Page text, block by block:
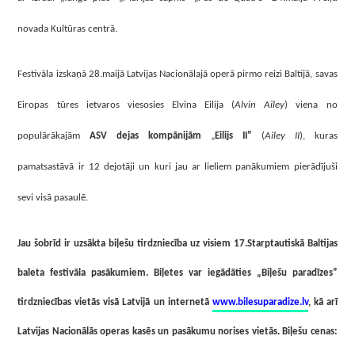
novada Kultūras centrā.
Festivāla izskaņā 28.maijā Latvijas Nacionālajā operā pirmo reizi Baltijā, savas
Eiropas tūres ietvaros viesosies Elvina Eilija (Alvin Ailey) viena no
populārākajāmASV dejas kompānijām „Eilijs II” (Ailey II), kuras
pamatsastāvā ir 12 dejotāji un kuri jau ar lieliem panākumiem pierādījuši
sevi visā pasaulē.
Jau šobrīd ir uzsākta biļešu tirdzniecība uz visiem 17.Starptautiskā Baltijas
baleta festivāla pasākumiem. Biļetes var iegādāties „Biļešu paradīzes”
tirdzniecības vietās visā Latvijā un internetā www.bilesuparadize.lv, kā arī
Latvijas Nacionālās operas kasēs un pasākumu norises vietās. Biļešu cenas: